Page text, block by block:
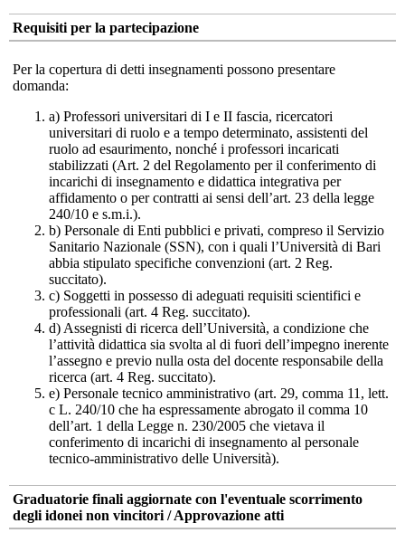
Requisiti per la partecipazione
Per la copertura di detti insegnamenti possono presentare
domanda:
a) Professori universitari di I e II fascia, ricercatori
universitari di ruolo e a tempo determinato, assistenti del
ruolo ad esaurimento, nonché i professori incaricati
stabilizzati (Art. 2 del Regolamento per il conferimento di
incarichi di insegnamento e didattica integrativa per
affidamento o per contratti ai sensi dell’art. 23 della legge
240/10 e s.m.i.).
b) Personale di Enti pubblici e privati, compreso il Servizio
Sanitario Nazionale (SSN), con i quali l’Università di Bari
abbia stipulato specifiche convenzioni (art. 2 Reg.
succitato).
c) Soggetti in possesso di adeguati requisiti scientifici e
professionali (art. 4 Reg. succitato).
d) Assegnisti di ricerca dell’Università, a condizione che
l’attività didattica sia svolta al di fuori dell’impegno inerente
l’assegno e previo nulla osta del docente responsabile della
ricerca (art. 4 Reg. succitato).
e) Personale tecnico amministrativo (art. 29, comma 11, lett.
c L. 240/10 che ha espressamente abrogato il comma 10
dell’art. 1 della Legge n. 230/2005 che vietava il
conferimento di incarichi di insegnamento al personale
tecnico-amministrativo delle Università).
Graduatorie finali aggiornate con l'eventuale scorrimento
degli idonei non vincitori / Approvazione atti